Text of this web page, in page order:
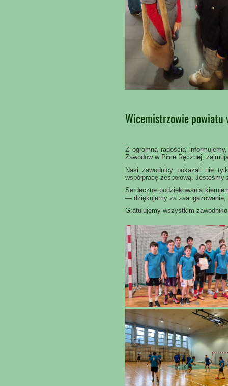
Wicemistrzowie powiatu
Z ogromną radością
Zawodów w Piłce Ręcznej,
Nasi zawodnicy pokazali nie
współpracę zespołową.
Serdeczne podziękowania
— dziękujemy za zaangażowanie,
Gratulujemy wszystkim